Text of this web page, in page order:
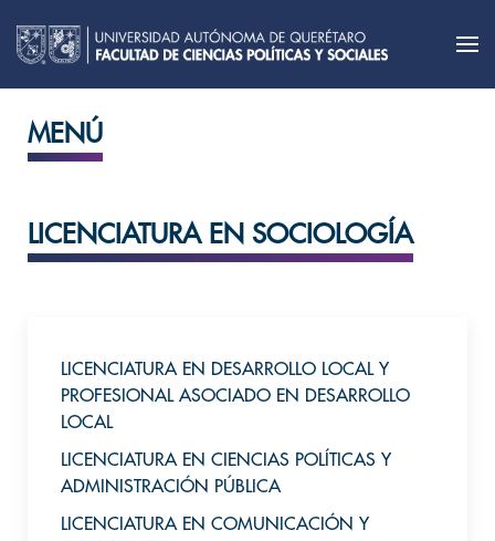
MENÚ
LICENCIATURA EN SOCIOLOGÍA
LICENCIATURA EN DESARROLLO LOCAL Y
PROFESIONAL ASOCIADO EN DESARROLLO
LOCAL
LICENCIATURA EN CIENCIAS POLÍTICAS Y
ADMINISTRACIÓN PÚBLICA
LICENCIATURA EN COMUNICACIÓN Y